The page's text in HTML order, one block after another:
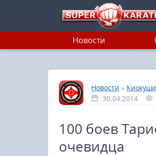
Новости
Главная
»
Новости »
30.04.2014
100 боев
очевидца